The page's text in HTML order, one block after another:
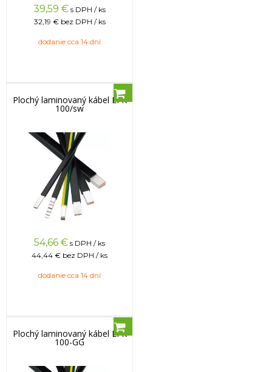
39,59 € s DPH / ks
32,19 € bez DPH / ks
dodanie cca 14 dní
Plochý laminovaný kábel LFK
100/sw
54,66 € s DPH / ks
44,44 € bez DPH / ks
dodanie cca 14 dní
Plochý laminovaný kábel LFK
100-GG